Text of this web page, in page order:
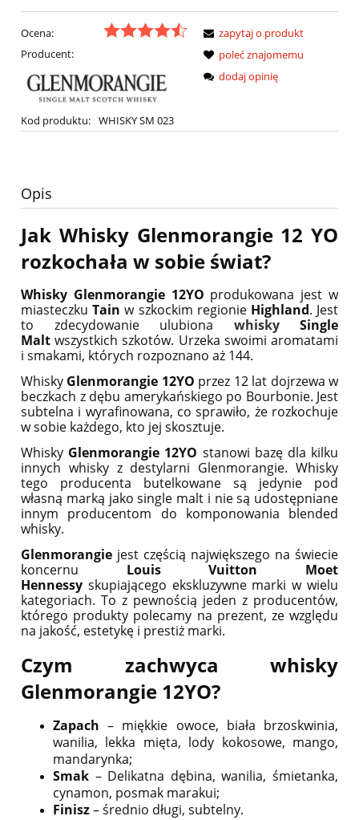
Ocena:
Producent:
Kod produktu: WHISKY SM 023
zapytaj o produkt
poleć znajomemu
dodaj opinię
Opis
Jak Whisky Glenmorangie 12 YO
rozkochała w sobie świat?
Whisky Glenmorangie 12YO produkowana jest w
miasteczkuTain w szkockim regionie Highland. Jest
to zdecydowanie ulubiona whiskySingle
Malt wszystkich szkotów. Urzeka swoimi aromatami
i smakami, których rozpoznano aż 144.
Whisky Glenmorangie 12YO przez 12 lat dojrzewa w
beczkach z dębu amerykańskiego po Bourbonie. Jest
subtelna i wyrafinowana, co sprawiło, że rozkochuje
w sobie każdego, kto jej skosztuje.
Whisky Glenmorangie 12YO stanowi bazę dla kilku
innych whisky z destylarni Glenmorangie. Whisky
tego producenta butelkowane są jedynie pod
własną marką jako single malt i nie są udostępniane
innym producentom do komponowania blended
whisky.
Glenmorangie jest częścią największego na świecie
koncernu Louis Vuitton Moet
Hennessy skupiającego ekskluzywne marki w wielu
kategoriach. To z pewnością jeden z producentów,
którego produkty polecamy na prezent, ze względu
na jakość, estetykę i prestiż marki.
Czym zachwyca whisky
Glenmorangie 12YO?
Zapach – miękkie owoce, biała brzoskwinia,
wanilia, lekka mięta, lody kokosowe, mango,
mandarynka;
Smak – Delikatna dębina, wanilia, śmietanka,
cynamon, posmak marakui;
Finisz– średnio długi, subtelny.